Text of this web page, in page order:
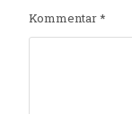
Kommentar*